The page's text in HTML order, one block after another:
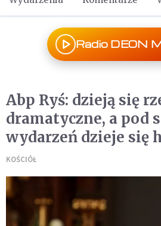
Radio DEON
Abp Ryś: dzieją się
dramatyczne, a pod
wydarzeń dzieje się
KOŚCIÓŁ